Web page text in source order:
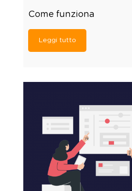
Come funziona
Leggi tutto